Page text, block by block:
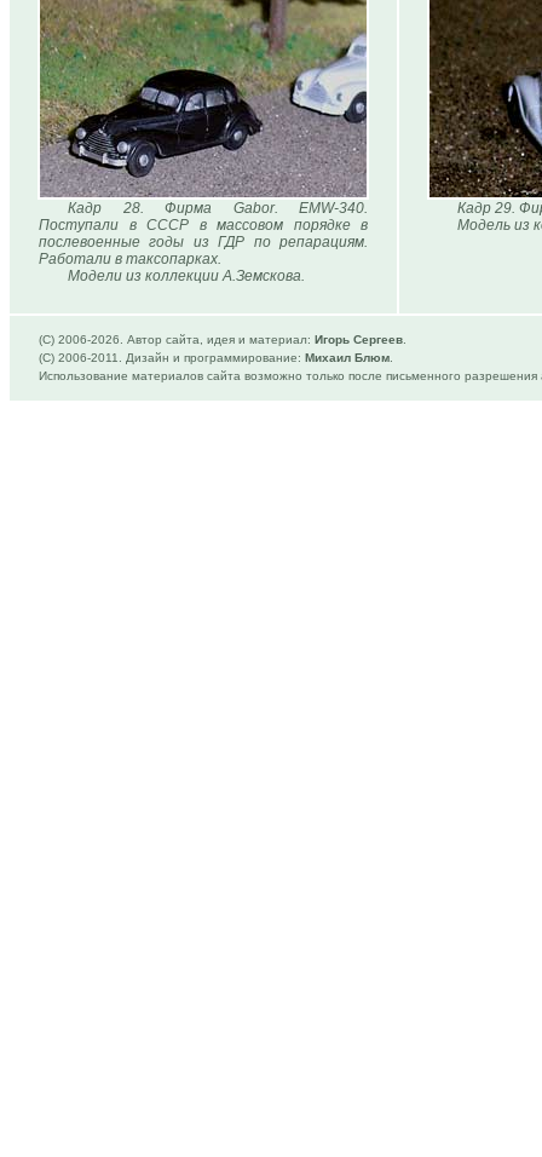
Кадр 28. Фирма Gabor. EMW-340.
Поступали в СССР в массовом порядке в
послевоенные годы из ГДР по репарациям.
Работали в таксопарках.
Модели из коллекции А.Земскова.
Кадр 29.
Модель из
(C) 2006-2026. Автор сайта, идея и материал: Игорь Сергеев
(C) 2006-2011. Дизайн и программирование: Михаил Блюм
Использование материалов сайта возможно только после письменного разрешения